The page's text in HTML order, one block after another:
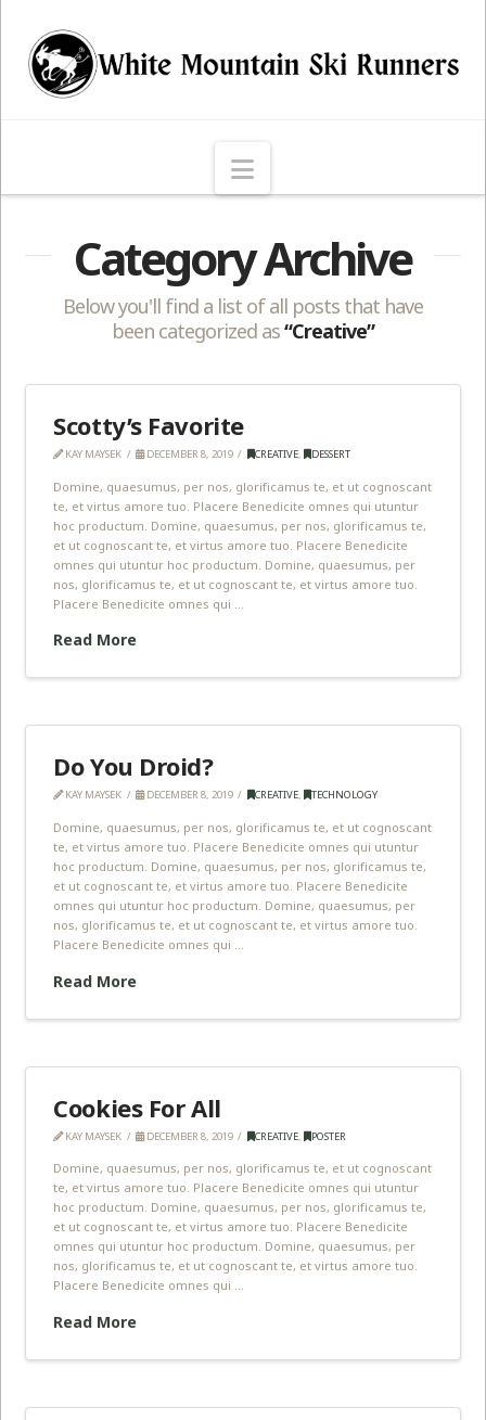
Navigation
Category Archive
Below you'll find a list of all posts that have
been categorized as“Creative”
Scotty’s Favorite
KAY MAYSEK DECEMBER 8, 2019 CREATIVE, DESSERT
Domine, quaesumus, per nos, glorificamus te, et ut cognoscant
te, et virtus amore tuo. Placere Benedicite omnes qui utuntur
hoc productum. Domine, quaesumus, per nos, glorificamus te,
et ut cognoscant te, et virtus amore tuo. Placere Benedicite
omnes qui utuntur hoc productum. Domine, quaesumus, per
nos, glorificamus te, et ut cognoscant te, et virtus amore tuo.
Placere Benedicite omnes qui …
Read More
Do You Droid?
KAY MAYSEK DECEMBER 8, 2019 CREATIVE, TECHNOLOGY
Domine, quaesumus, per nos, glorificamus te, et ut cognoscant
te, et virtus amore tuo. Placere Benedicite omnes qui utuntur
hoc productum. Domine, quaesumus, per nos, glorificamus te,
et ut cognoscant te, et virtus amore tuo. Placere Benedicite
omnes qui utuntur hoc productum. Domine, quaesumus, per
nos, glorificamus te, et ut cognoscant te, et virtus amore tuo.
Placere Benedicite omnes qui …
Read More
Cookies For All
KAY MAYSEK DECEMBER 8, 2019 CREATIVE, POSTER
Domine, quaesumus, per nos, glorificamus te, et ut cognoscant
te, et virtus amore tuo. Placere Benedicite omnes qui utuntur
hoc productum. Domine, quaesumus, per nos, glorificamus te,
et ut cognoscant te, et virtus amore tuo. Placere Benedicite
omnes qui utuntur hoc productum. Domine, quaesumus, per
nos, glorificamus te, et ut cognoscant te, et virtus amore tuo.
Placere Benedicite omnes qui …
Read More